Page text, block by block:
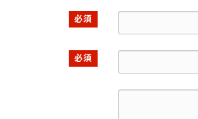
必須
必須